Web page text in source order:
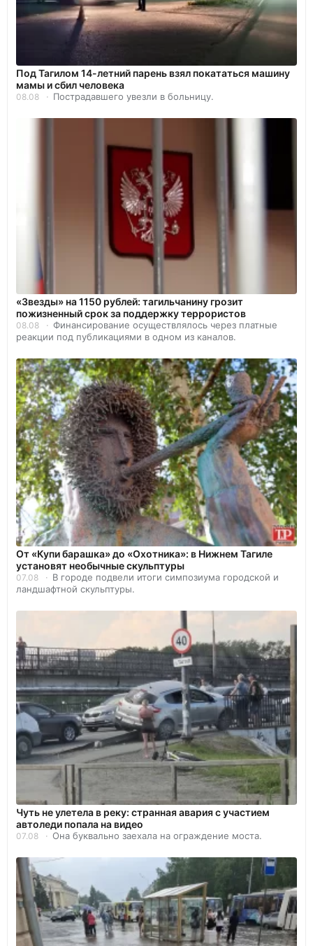
Под Тагилом 14-летний парень взял покататься машину
мамы и сбил человека
08.08 Пострадавшего увезли в больницу.
«Звезды» на 1150 рублей: тагильчанину грозит
пожизненный срок за поддержку террористов
08.08
Финансирование осуществлялось через платные
реакции под публикациями в одном из каналов.
От «Купи барашка» до «Охотника»: в Нижнем Тагиле
установят необычные скульптуры
07.08
В городе подвели итоги симпозиума городской и
ландшафтной скульптуры.
Чуть не улетела в реку: странная авария с участием
автоледи попала на видео
07.08 Она буквально заехала на ограждение моста.